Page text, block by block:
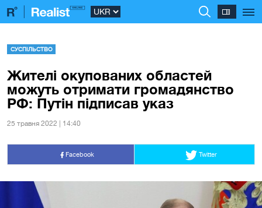
СУСПІЛЬСТВО
Жителі окупованих областей
можуть отримати громадянство
РФ: Путін підписав указ
25 травня 2022 | 14:40
Facebook Twitter